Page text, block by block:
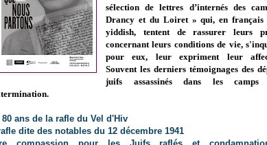
sélection de lettres d’internés des
Drancy et du Loiret » qui, en français
yiddish, tentent de rassurer leurs
concernant leurs conditions de vie,
pour eux, leur expriment leur
Souvent les derniers témoignages des
juifs assassinés dans les camps
80 ans de la rafle du Vel d'Hiv
dite des notables du 12 décembre 1941